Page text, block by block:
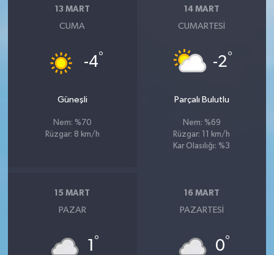
13 MART
CUMA
-4°
Güneşli
Nem: %70
Rüzgar: 8 km/h
14 MART
CUMARTESI
-2°
Parçalı Bulutlu
Nem: %69
Rüzgar: 11 km/h
Kar Olasılığı: %3
15 MART
PAZAR
1 °
16 MART
PAZARTESI
0°